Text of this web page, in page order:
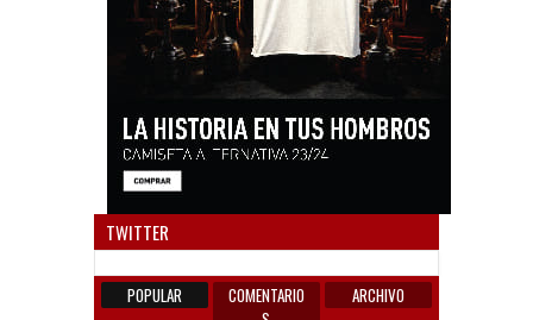
TWITTER
POPULAR
COMENTARIO
ARCHIVO